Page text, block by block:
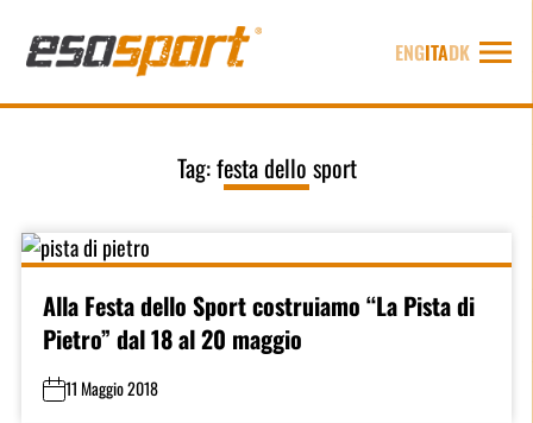
ENGITADK
Tag:festa dello sport
Alla Festa dello Sport costruiamo “La Pista di
Pietro” dal 18 al 20 maggio
11 Maggio 2018